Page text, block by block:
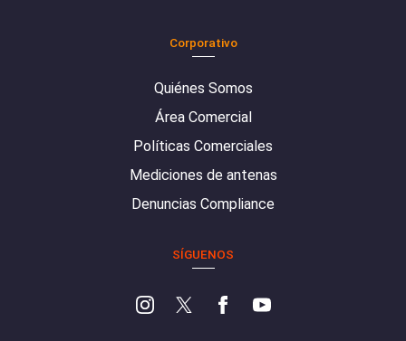
Corporativo
Quiénes Somos
Área Comercial
Políticas Comerciales
Mediciones de antenas
Denuncias Compliance
SÍGUENOS